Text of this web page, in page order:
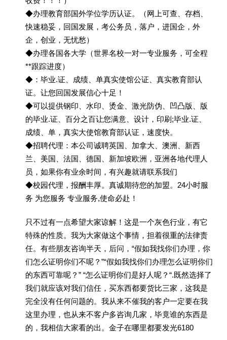
◆办理教育部国外学位学历认证。（网上可查、存档、
快速稳妥，回国发展，考公务员，落户，进国企，外
企，创业，无忧愁）
◆办理各国各大学（世界名校一对一专业服务，可全程
**跟踪进度）
◆：毕业.证、成绩、单真实使馆公证、真实教育部认
证。让您回国发展信心十足！
◆可以提供钢印、水印、烫金、激光防伪、凹凸版、版
的毕业.证、百分之百让您满意、设计，印刷;毕业.证、
成绩、单，真实大使馆教育部认证，速度快。
◆招聘代理：本公司诚聘英国、加拿大、澳洲、新西
兰、美国、法国、德国、新加坡欧洲，亚洲各地代理人
员，如果你有业余时间，有兴趣就请联系我们
◆校园代理，报酬丰厚。真诚期待您的加盟。24小时服
务 为您服务 专业服务,使命必赴！
只不过有一点希望大家谅解！这是一个灰色行业，有它
特殊的性质。我为大家做这个事情，担着很重的法律责
任。有些朋友咨询半天，后问，“假如我找你们办理，你
们怎么证明你们不呢？”“假如我找你们办理怎么证明你们
的东西可靠呢？” “怎么证明你们是好人呢？“.既然选择了
我们就应该对我们信任，买东西都要货比三家，这我是
完全没有任何问题的。我从来不催我的客户一定要在我
这里办理，也从来不客户多咨询几家，毕竟谁的东西是
的，我相信大家看的出。金子在哪里都要发光6180